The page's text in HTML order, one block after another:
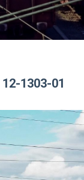
1303-01